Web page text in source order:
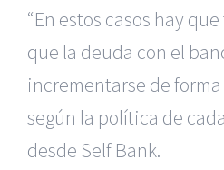
“En estos casos hay
que la deuda con el
incrementarse de
según la política de
desde Self Bank.